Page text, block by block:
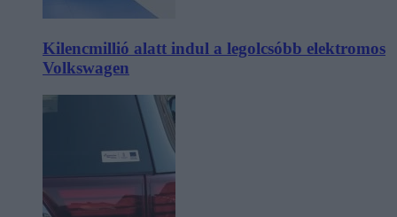
Kilencmillió alatt indul a legolcsóbb elektromos
Volkswagen